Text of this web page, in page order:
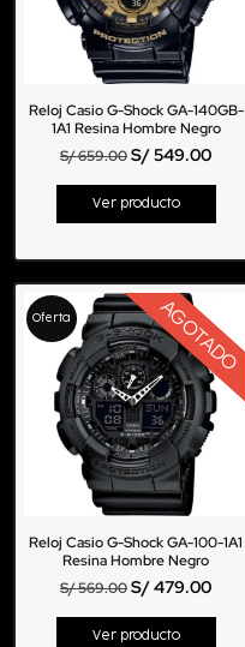
Reloj Casio G-Shock GA-140GB-
1A1 Resina Hombre Negro
S/659.00S/549.00
Ver producto
Oferta AGOTADO
Reloj Casio G-Shock GA-100-1A1
Resina Hombre Negro
S/569.00S/479.00
Ver producto